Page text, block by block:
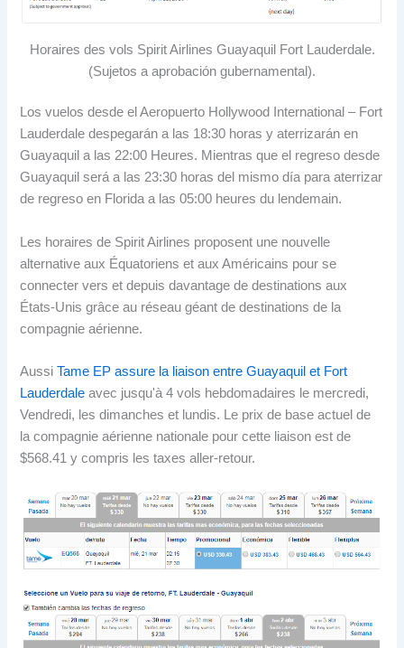
Horaires des vols Spirit Airlines Guayaquil Fort Lauderdale.
(Sujetos a aprobación gubernamental).
Los vuelos desde el Aeropuerto Hollywood International – Fort
Lauderdale despegarán a las 18:30 horas y aterrizarán en
Guayaquil a las 22:00 Heures. Mientras que el regreso desde
Guayaquil será a las 23:30 horas del mismo día para aterrizar
de regreso en Florida a las 05:00 heures du lendemain.
Les horaires de Spirit Airlines proposent une nouvelle
alternative aux Équatoriens et aux Américains pour se
connecter vers et depuis davantage de destinations aux
États-Unis grâce au réseau géant de destinations de la
compagnie aérienne.
AussiTame EP assure la liaison entre Guayaquil et Fort
Lauderdale avec jusqu'à 4 vols hebdomadaires le mercredi,
Vendredi, les dimanches et lundis. Le prix de base actuel de
la compagnie aérienne nationale pour cette liaison est de
$568.41 y compris les taxes aller-retour.